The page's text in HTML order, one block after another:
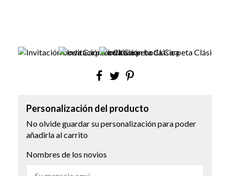
Personalización del producto
No olvide guardar su personalización para poder
añadirla al carrito
Nombres de los novios